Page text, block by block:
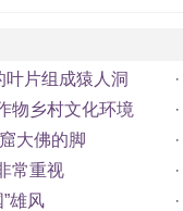
片组成猿人洞 ·
物乡村文化环境 ·
大佛的脚 ·
常重视 ·
雄风 ·